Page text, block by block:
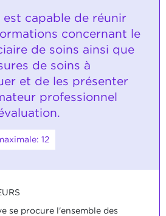
est capable de réunir
concernant le
de soins ainsi que
de soins à
et de les présenter
professionnel
12
se procure l'ensemble des